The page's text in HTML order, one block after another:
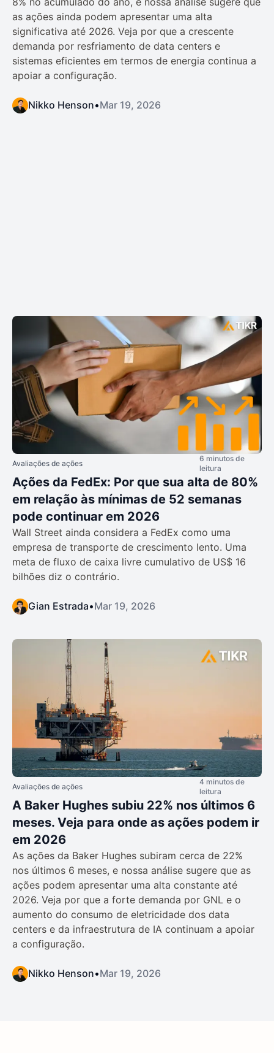
as ações ainda podem apresentar uma alta
significativa até 2026. Veja por que a crescente
demanda por resfriamento de data centers e
sistemas eficientes em termos de energia continua a
apoiar a configuração.
Nikko Henson•Mar 19, 2026
Avaliações de ações
6 minutos de
leitura
Ações da FedEx: Por que sua alta de 80%
em relação às mínimas de 52 semanas
pode continuar em 2026
Wall Street ainda considera a FedEx como uma
empresa de transporte de crescimento lento. Uma
meta de fluxo de caixa livre cumulativo de US$ 16
bilhões diz o contrário.
Gian Estrada•Mar 19, 2026
Avaliações de ações
4 minutos de
leitura
A Baker Hughes subiu 22% nos últimos 6
meses. Veja para onde as ações podem ir
em 2026
As ações da Baker Hughes subiram cerca de 22%
nos últimos 6 meses, e nossa análise sugere que as
ações podem apresentar uma alta constante até
2026. Veja por que a forte demanda por GNL e o
aumento do consumo de eletricidade dos data
centers e da infraestrutura de IA continuam a apoiar
a configuração.
Nikko Henson•Mar 19, 2026